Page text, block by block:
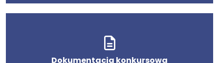
Dokumentacja konkursowa